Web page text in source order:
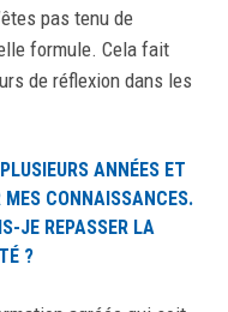
pas tenu de
formule. Cela fait
de réflexion dans les
ANNÉES ET
CONNAISSANCES.
JE REPASSER LA
?